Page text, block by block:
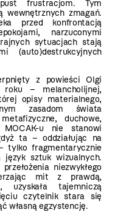
frustracjom. Tym
wewnętrznych zmagań.
przed konfrontacją
narzuconymi
sytuacjach stają
(auto)destrukcyjnych
z powieści Olgi
– melancholijnej,
opisy materialnego,
zasadom świata
duchowe,
u nie stanowi
ta – oddziałując na
tylko fragmentarycznie
język sztuk wizualnych.
niezwykłego
mit z prawdą,
tajemniczą
czytelnik stara się
własną egzystencję.